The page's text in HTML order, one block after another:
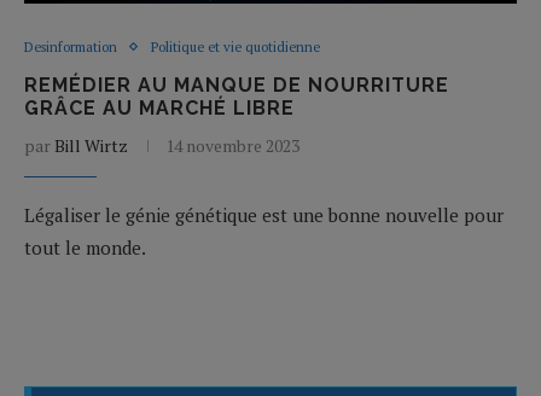
Desinformation Politique et vie quotidienne
REMÉDIER AU MANQUE DE NOURRITURE
GRÂCE AU MARCHÉ LIBRE
par Bill Wirtz 14 novembre 2023
Légaliser le génie génétique est une bonne nouvelle pour
tout le monde.